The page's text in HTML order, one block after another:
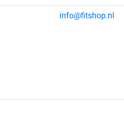
info@fitshop.nl